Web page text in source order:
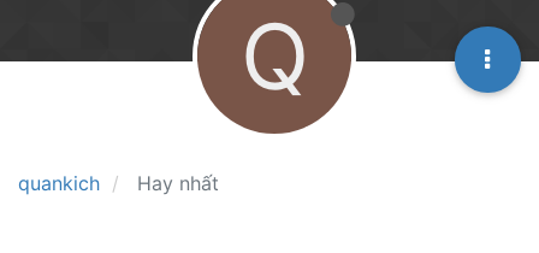
quankich Hay nhất
Q